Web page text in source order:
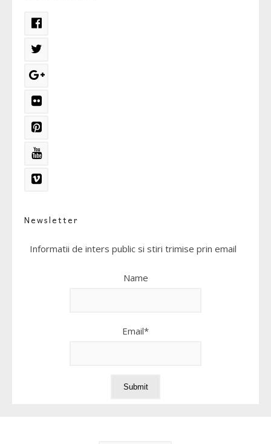
Newsletter
Informatii de inters public si stiri trimise prin email
Name
Email*